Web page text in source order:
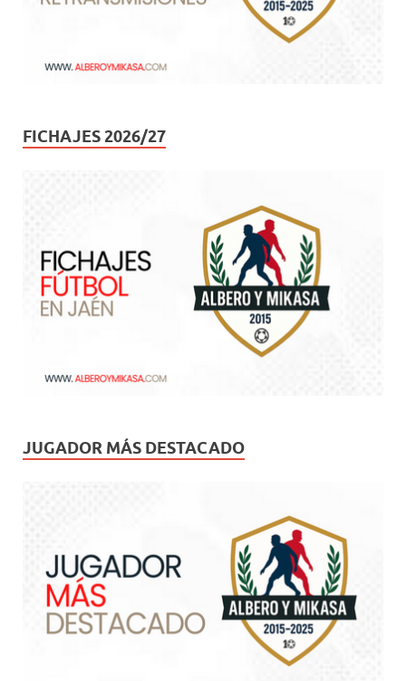
FICHAJES 2026/27
JUGADOR MÁS DESTACADO